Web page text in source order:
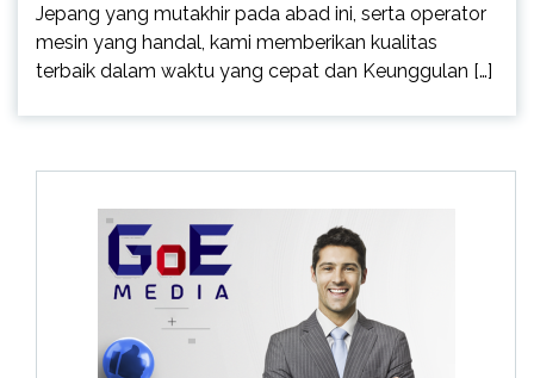
Jepang yang mutakhir pada abad ini, serta operator
mesin yang handal, kami memberikan kualitas
terbaik dalam waktu yang cepat dan Keunggulan […]